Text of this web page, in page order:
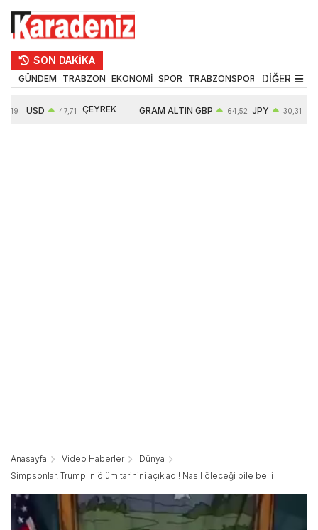
SON DAKİKA
GÜNDEM TRABZON EKONOMİ SPOR TRABZONSPOR TEKNOLOJİ
DİĞER
USD 47,71 ÇEYREK GRAM ALTIN GBP 64,52 JPY 30,31 EUR
Anasayfa Video Haberler
Dünya
Simpsonlar, Trump'ın ölüm tarihini açıkladı! Nasıl öleceği bile belli